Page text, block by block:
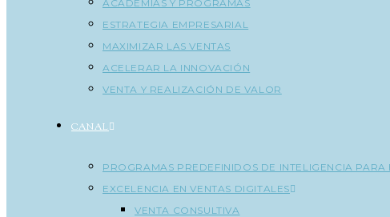
ACADEMIAS Y PROGRAMAS
ESTRATEGIA EMPRESARIAL
MAXIMIZAR LAS VENTAS
ACELERAR LA INNOVACIÓN
VENTA Y REALIZACIÓN DE VALOR
CANAL
PROGRAMAS PREDEFINIDOS DE INTELIGENCIA PARA
EXCELENCIA EN VENTAS DIGITALES
VENTA CONSULTIVA